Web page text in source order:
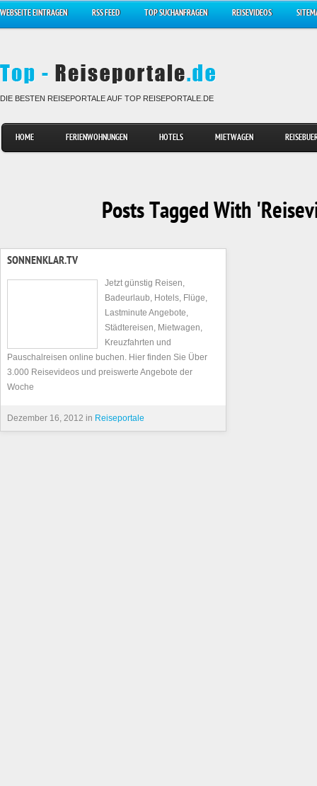
WEBSEITE EINTRAGEN RSS FEED TOP SUCHANFRAGEN REISEVIDEOS
DIE BESTEN REISEPORTALE AUF TOP REISEPORTALE.DE
HOME FERIENWOHNUNGEN HOTELS MIETWAGEN
Posts Tagged With
SONNENKLAR.TV
Jetzt günstig Reisen,
Badeurlaub, Hotels, Flüge,
Lastminute Angebote,
Städtereisen, Mietwagen,
Kreuzfahrten und
Pauschalreisen online buchen. Hier finden Sie Über
3.000 Reisevideos und preiswerte Angebote der
Woche
Dezember 16, 2012 in Reiseportale